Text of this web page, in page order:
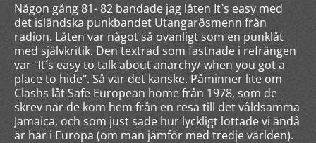
Någon gång 81- 82 bandade jag låten It`s easy med
det isländska punkbandet Utangarðsmenn från
radion. Låten var något så ovanligt som en punklåt
med självkritik. Den textrad som fastnade i refrängen
var "It´s easy to talk about anarchy/ when you got a
place to hide". Så var det kanske. Påminner lite om
Clashs låt Safe European home från 1978, som de
skrev när de kom hem från en resa till det våldsamma
Jamaica, och som just sade hur lyckligt lottade vi ändå
är här i Europa (om man jämför med tredje världen).